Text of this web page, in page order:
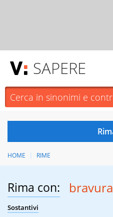
SAPERE
HOME RIME
Rima con: bravura
Sostantivi